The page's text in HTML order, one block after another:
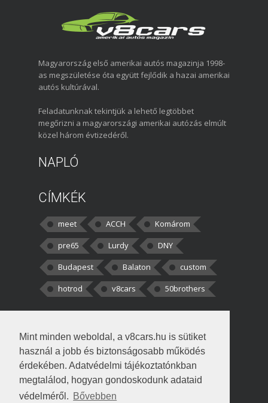
Mint minden weboldal, a v8cars.hu is sütiket
használ a jobb és biztonságosabb működés
érdekében. Adatvédelmi tájékoztatónkban
megtalálod, hogyan gondoskodunk adataid
védelméről. Bővebben
Magyarország első amerikai autós magazinja 1998-
as megszületése óta együtt fejlődik a hazai amerikai
autós kultúrával.
Feladatunknak tekintjük a lehető legtöbbet
megőrizni a magyarországi amerikai autózás elmúlt
közel három évtizedéről.
NAPLÓ
CÍMKÉK
meet ACCH
Komárom
pre65
Lurdy
DNY
Budapest
Balaton
custom
hotrod
v8cars 50brothers
kortisz:Elszúrtam! Én csak két
darabbaal számoltam. Nem tudtam, hogy fél autót,
Béke: Tényleg nagyon jó kérdés volt